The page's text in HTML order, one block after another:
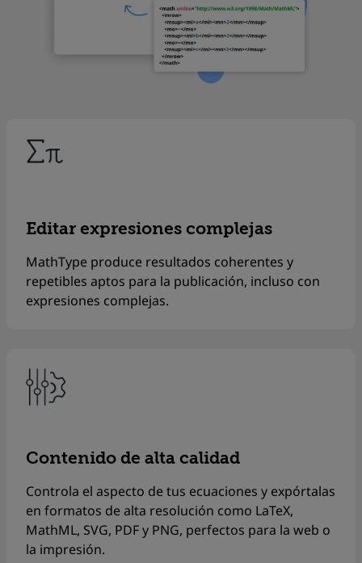
Editar expresiones complejas
MathType produce resultados coherentes y
repetibles aptos para la publicación, incluso con
expresiones complejas.
Contenido de alta calidad
Controla el aspecto de tus ecuaciones y expórtalas
en formatos de alta resolución como LaTeX,
MathML, SVG, PDF y PNG, perfectos para la web o
la impresión.